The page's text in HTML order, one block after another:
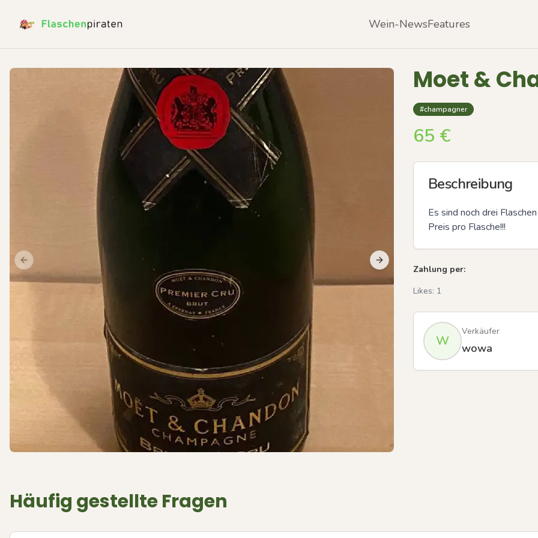
Wein-NewsFeatures
Previous slide Next slidePrevious slide
Moet &
#champagner
65 €
Beschreibung
Es sind noch drei
Preis pro Flasche!!!
Zahlung per:
Likes: 1
W
Verkäufer
wowa
Häufig gestellte Fragen